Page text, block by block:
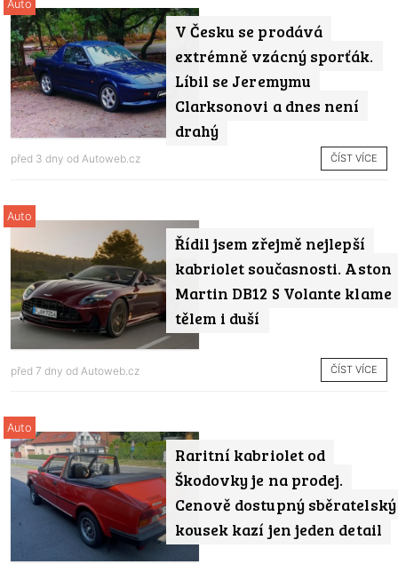
V Česku se prodává
extrémně vzácný sporťák.
Líbil se Jeremymu
Clarksonovi a dnes není
drahý
Auto
před 3 dny od Autoweb.cz ČÍST VÍCE
Řídil jsem zřejmě nejlepší
kabriolet současnosti. Aston
Martin DB12 S Volante klame
tělem i duší
Auto
před 7 dny od Autoweb.cz ČÍST VÍCE
Raritní kabriolet od
Škodovky je na prodej.
Cenově dostupný sběratelský
kousek kazí jen jeden detail
Auto